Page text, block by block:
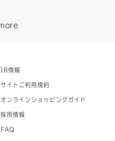
IR情報
サイトご利用規約
オンラインショッピングガイド
採用情報
FAQ